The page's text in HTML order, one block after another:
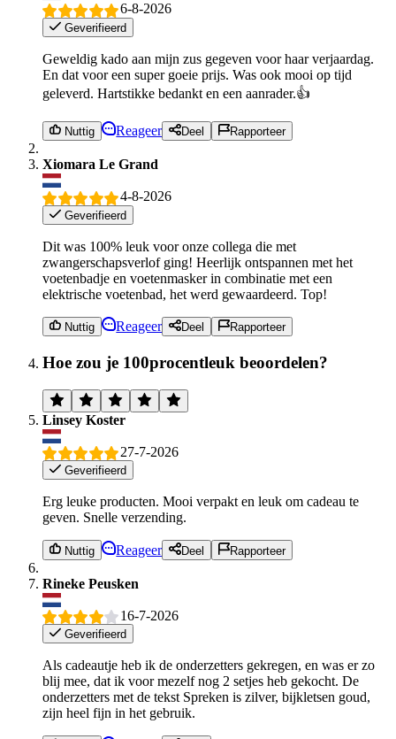
6-8-2026
Geverifieerd
Geweldig kado aan mijn zus gegeven voor haar verjaardag.
En dat voor een super goeie prijs. Was ook mooi op tijd
geleverd. Hartstikke bedankt en een aanrader.👍
Nuttig Reageer Deel Rapporteer
Xiomara Le Grand
4-8-2026
Geverifieerd
Dit was 100% leuk voor onze collega die met
zwangerschapsverlof ging! Heerlijk ontspannen met het
voetenbadje en voetenmasker in combinatie met een
elektrische voetenbad, het werd gewaardeerd. Top!
Nuttig Reageer Deel Rapporteer
Hoe zou je 100procentleuk beoordelen?
Linsey Koster
27-7-2026
Geverifieerd
Erg leuke producten. Mooi verpakt en leuk om cadeau te
geven. Snelle verzending.
Nuttig Reageer Deel Rapporteer
Rineke Peusken
16-7-2026
Geverifieerd
Als cadeautje heb ik de onderzetters gekregen, en was er zo
blij mee, dat ik voor mezelf nog 2 setjes heb gekocht. De
onderzetters met de tekst Spreken is zilver, bijkletsen goud,
zijn heel fijn in het gebruik.